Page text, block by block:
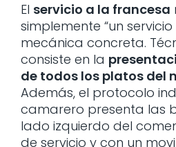
El servicio a la francesa
simplemente “un
mecánica concreta.
consiste en la
de todos los platos del
Además, el protocolo
camarero presenta las
lado izquierdo del
de servicio y con un